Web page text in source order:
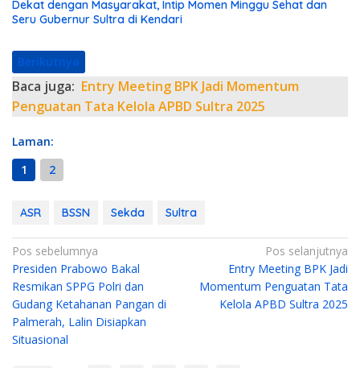
Dekat dengan Masyarakat, Intip Momen Minggu Sehat dan
Seru Gubernur Sultra di Kendari
Berikutnya
Baca juga: Entry Meeting BPK Jadi Momentum
Penguatan Tata Kelola APBD Sultra 2025
Laman:
1
2
ASR BSSN Sekda Sultra
N
a
v
i
g
Pos sebelumnya
Presiden Prabowo Bakal
Resmikan SPPG Polri dan
Gudang Ketahanan Pangan di
Palmerah, Lalin Disiapkan
Situasional
Pos selanjutnya
Entry Meeting BPK Jadi
Momentum Penguatan Tata
Kelola APBD Sultra 2025